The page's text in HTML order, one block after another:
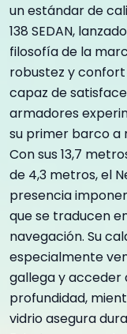
un estándar de
138 SEDAN,
filosofía de la
robustez y
capaz de
armadores
su primer barco a
Con sus 13,7
de 4,3 metros, el
presencia
que se traducen
navegación. Su
especialmente
gallega y acceder
profundidad,
vidrio asegura